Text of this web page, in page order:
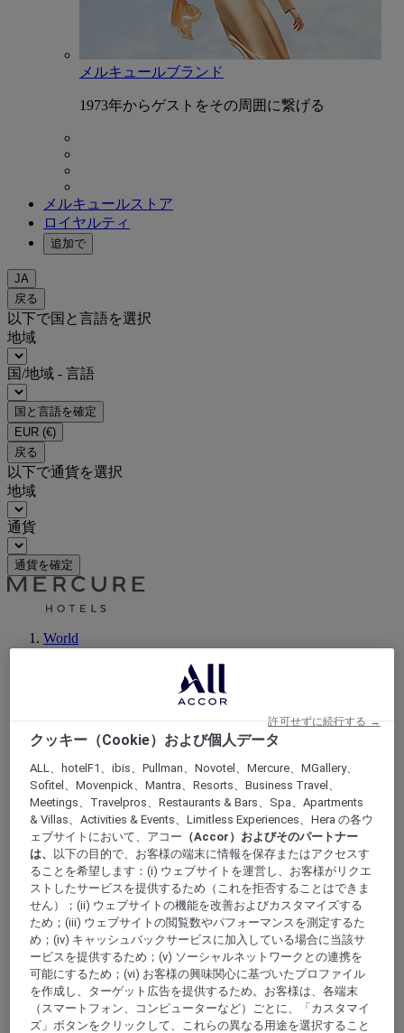
メルキュールブランド
1973年からゲストをその周囲に繋げる
メルキュールストア
ロイヤルティ
追加で
JA
戻る
以下で国と言語を選択
地域
国/地域 - 言語
国と言語を確定
EUR (€)
戻る
以下で通貨を選択
地域
通貨
通貨を確定
World
リヨン, フランス
ホテルメルキュールリヨンサントルシャトー
ペラーシュ
クッキー（Cookie）および個人データ
ALL、hotelF1、ibis、Pullman、Novotel、Mercure、MGallery、
Sofitel、Movenpick、Mantra、Resorts、Business Travel、
Meetings、Travelpros、Restaurants & Bars、Spa、Apartments
& Villas、Activities & Events、Limitless Experiences、Hera の各ウ
ェブサイトにおいて、アコー （Accor）およびそのパートナー
は、 以下の目的で、お客様の端末に情報を保存またはアクセスす
ることを希望します：(i) ウェブサイトを運営し、お客様がリクエ
ストしたサービスを提供するため（これを拒否することはできま
せん）；(ii) ウェブサイトの機能を改善およびカスタマイズする
ため；(iii) ウェブサイトの閲覧数やパフォーマンスを測定するた
め；(iv) キャッシュバックサービスに加入している場合に当該サ
ービスを提供するため；(v) ソーシャルネットワークとの連携を
可能にするため；(vi) お客様の興味関心に基づいたプロファイル
を作成し、ターゲット広告を提供するため。お客様は、各端末
（スマートフォン、コンピューターなど）ごとに、「カスタマイ
ズ」ボタンをクリックして、これらの異なる用途を選択すること
許可せずに続行する →